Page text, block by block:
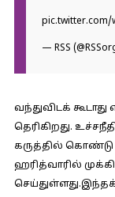
pic.twitter.com/
— RSS
வந்துவிடக்
தெரிகிறது.
கருத்தில் கொண்டு
ஹரித்வாரில்